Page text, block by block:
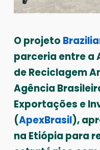
O projeto
parceria entre a
de Reciclagem
Agência
Exportações e
(ApexBrasil),
na Etiópia para